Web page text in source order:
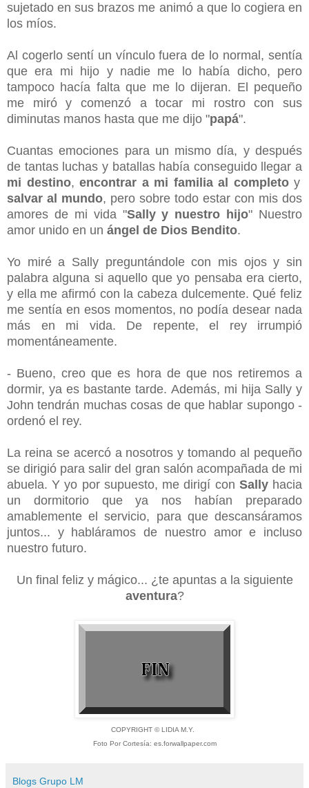
sujetado en sus brazos me animó a que lo cogiera en
los míos.
Al cogerlo sentí un vínculo fuera de lo normal, sentía
que era mi hijo y nadie me lo había dicho, pero
tampoco hacía falta que me lo dijeran. El pequeño
me miró y comenzó a tocar mi rostro con sus
diminutas manos hasta que me dijo "papá".
Cuantas emociones para un mismo día, y después
de tantas luchas y batallas había conseguido llegar a
mi destino,encontrar a mi familia al completoy
salvar al mundo, pero sobre todo estar con mis dos
amores de mi vida "Sally y nuestro hijo" Nuestro
amor unido en un ángel de Dios Bendito.
Yo miré a Sally preguntándole con mis ojos y sin
palabra alguna si aquello que yo pensaba era cierto,
y ella me afirmó con la cabeza dulcemente. Qué feliz
me sentía en esos momentos, no podía desear nada
más en mi vida. De repente, el rey irrumpió
momentáneamente.
- Bueno, creo que es hora de que nos retiremos a
dormir, ya es bastante tarde. Además, mi hija Sally y
John tendrán muchas cosas de que hablar supongo -
ordenó el rey.
La reina se acercó a nosotros y tomando al pequeño
se dirigió para salir del gran salón acompañada de mi
abuela. Y yo por supuesto, me dirigí con Sallyhacia
un dormitorio que ya nos habían preparado
amablemente el servicio, para que descansáramos
juntos... y habláramos de nuestro amor e incluso
nuestro futuro.
Un final feliz y mágico... ¿te apuntas a la siguiente
aventura?
COPYRIGHT © LIDIA M.Y.
Foto Por Cortesía: es.forwallpaper.com
Blogs Grupo LM